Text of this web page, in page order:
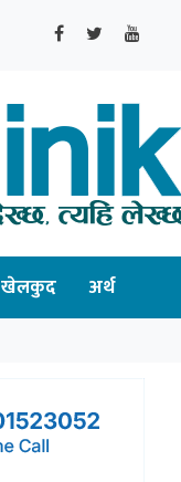
खेलकुद अर्थ